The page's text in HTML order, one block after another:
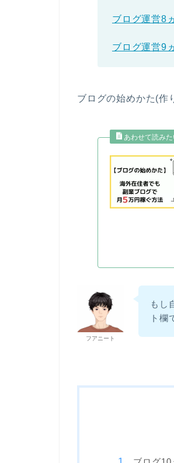
ブログ運営8
ブログ運営9
ブログの始めかた(作
フアニート
もし
ト欄